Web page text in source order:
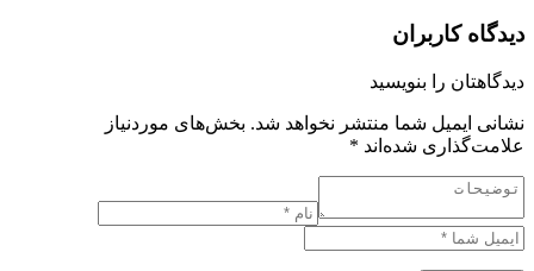
دیدگاه کاربران
دیدگاهتان را بنویسید
نشانی ایمیل شما منتشر نخواهد شد. بخش‌های موردنیاز
علامت‌گذاری شده‌اند *